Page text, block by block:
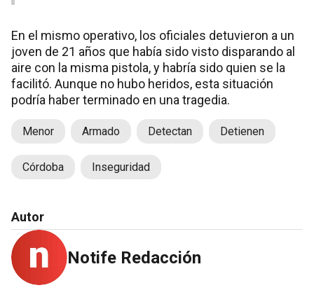
En el mismo operativo, los oficiales detuvieron a un
joven de 21 años que había sido visto disparando al
aire con la misma pistola, y habría sido quien se la
facilitó. Aunque no hubo heridos, esta situación
podría haber terminado en una tragedia.
Menor Armado Detectan Detienen
Córdoba Inseguridad
Autor
Notife Redacción